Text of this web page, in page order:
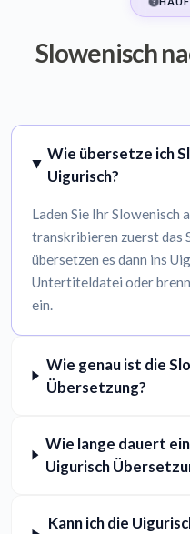
Slowenisch
Wie übersetze ich
Uigurisch?
Laden Sie Ihr Slowenisch
transkribieren zuerst das
übersetzen es dann ins
Untertiteldatei oder
ein.
Wie genau ist die
Übersetzung?
Wie lange dauert
Uigurisch
Kann ich die